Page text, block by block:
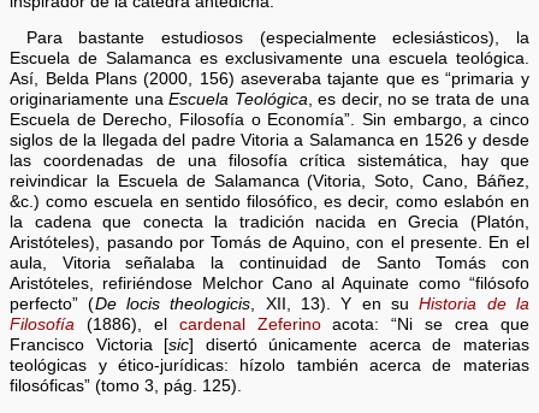
Para bastante estudiosos (especialmente eclesiásticos), la
Escuela de Salamanca es exclusivamente una escuela teológica.
Así, Belda Plans (2000, 156) aseveraba tajante que es “primaria y
originariamente unaEscuela Teológica, es decir, no se trata de una
Escuela de Derecho, Filosofía o Economía”. Sin embargo, a cinco
siglos de la llegada del padre Vitoria a Salamanca en 1526 y desde
las coordenadas de una filosofía crítica sistemática, hay que
reivindicar la Escuela de Salamanca (Vitoria, Soto, Cano, Báñez,
&c.) como escuela en sentido filosófico, es decir, como eslabón en
la cadena que conecta la tradición nacida en Grecia (Platón,
Aristóteles), pasando por Tomás de Aquino, con el presente. En el
aula, Vitoria señalaba la continuidad de Santo Tomás con
Aristóteles, refiriéndose Melchor Cano al Aquinate como “filósofo
perfecto” (De locis theologicis, XII, 13). Y en suHistoria de la
Filosofía
(1886), el cardenal Zeferinoacota: “Ni se crea que
Francisco Victoria [sic] disertó únicamente acerca de materias
teológicas y ético-jurídicas: hízolo también acerca de materias
filosóficas” (tomo 3, pág. 125).